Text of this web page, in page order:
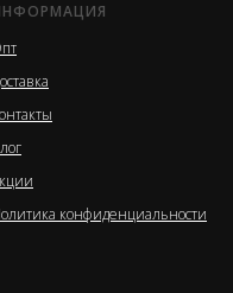
конфиденциальности